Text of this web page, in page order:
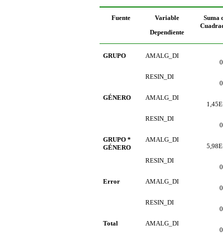
Fuente
Variable
Dependiente
Suma
GRUPO
AMALG_DI
RESIN_DI
GÉNERO
AMALG_DI
RESIN_DI
GRUPO *
GÉNERO
AMALG_DI
RESIN_DI
Error
AMALG_DI
RESIN_DI
Total
AMALG_DI